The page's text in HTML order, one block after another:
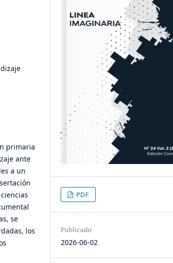
primaria
ante
a un
se
los
PDF
Publicado
2026-06-02